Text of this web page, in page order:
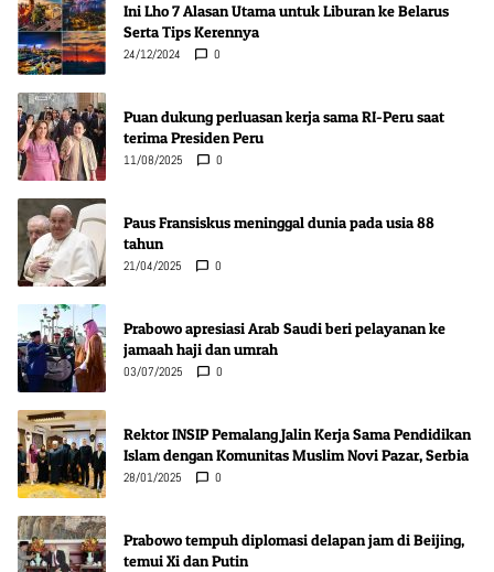
Ini Lho 7 Alasan Utama untuk Liburan ke Belarus
Serta Tips Kerennya
24/12/2024 0
Puan dukung perluasan kerja sama RI-Peru saat
terima Presiden Peru
11/08/2025 0
Paus Fransiskus meninggal dunia pada usia 88
tahun
21/04/2025 0
Prabowo apresiasi Arab Saudi beri pelayanan ke
jamaah haji dan umrah
03/07/2025 0
Rektor INSIP Pemalang Jalin Kerja Sama Pendidikan
Islam dengan Komunitas Muslim Novi Pazar, Serbia
28/01/2025 0
Prabowo tempuh diplomasi delapan jam di Beijing,
temui Xi dan Putin